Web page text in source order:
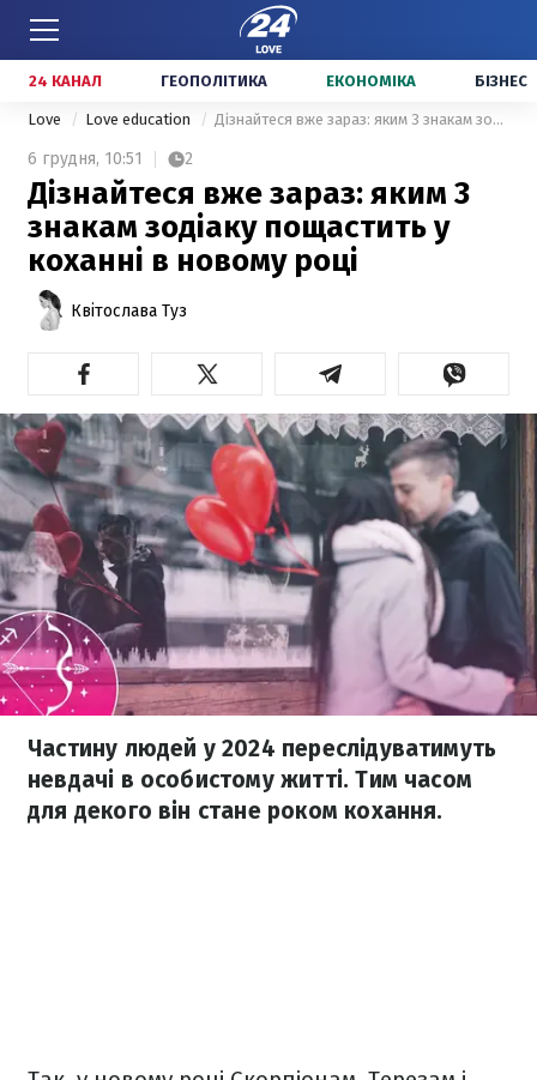
24 КАНАЛ ГЕОПОЛІТИКА ЕКОНОМІКА БІЗНЕС
Love Love education Дізнайтеся вже зараз: яким 3 знакам зодіаку пощастить у коханні в новому році
6 грудня, 10:51 2
Дізнайтеся вже зараз: яким 3
знакам зодіаку пощастить у
коханні в новому році
Квітослава Туз
Частину людей у 2024 переслідуватимуть
невдачі в особистому житті. Тим часом
для декого він стане роком кохання.